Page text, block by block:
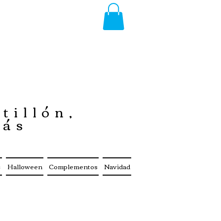
Halloween Complementos Navidad